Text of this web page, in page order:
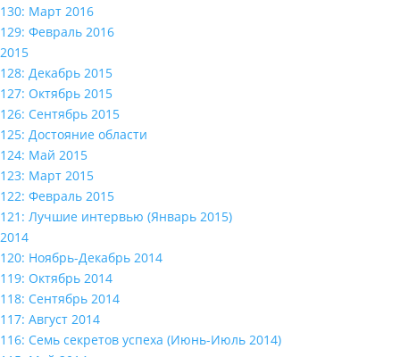
130: Март 2016
129: Февраль 2016
2015
128: Декабрь 2015
127: Октябрь 2015
126: Сентябрь 2015
125: Достояние области
124: Май 2015
123: Март 2015
122: Февраль 2015
121: Лучшие интервью (Январь 2015)
2014
120: Ноябрь-Декабрь 2014
119: Октябрь 2014
118: Сентябрь 2014
117: Август 2014
116: Семь секретов успеха (Июнь-Июль 2014)